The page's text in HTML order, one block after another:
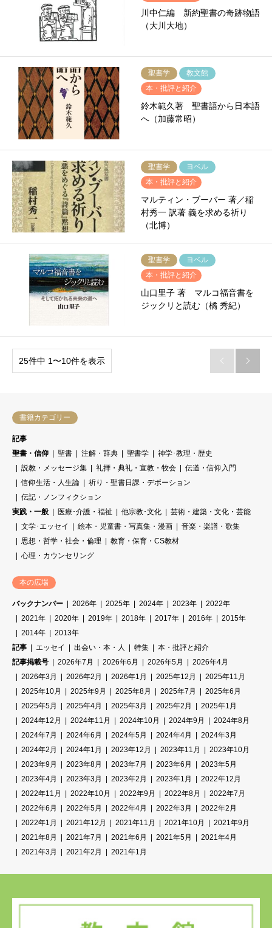
川中仁編 新約聖書の奇跡物語
（大川大地）
聖書学
教文館
本・批評と紹介
鈴木範久著 聖書語から日本語
へ（加藤常昭）
聖書学
ヨベル
本・批評と紹介
マルティン・ブーバー 著／稲
村秀一 訳著 義を求める祈り
（北博）
聖書学
ヨベル
本・批評と紹介
山口里子 著 マルコ福音書を
ジックリと読む（橘 秀紀）
25件中 1〜10件を表示  
書籍カテゴリー
記事
聖書・信仰
聖書 注解・辞典 聖書学
神学･教理・歴史
説教・メッセージ集
礼拝・典礼・宣教・牧会
伝道・信仰入門
信仰生活・人生論
祈り・聖書日課・デボーション
伝記・ノンフィクション
実践・一般
医療･介護・福祉 他宗教･文化
芸術・建築・文化・芸能
文学･エッセイ
絵本・児童書・写真集・漫画
音楽・楽譜・歌集
思想・哲学・社会・倫理
教育・保育・CS教材
心理・カウンセリング
本の広場
バックナンバー 2026年 2025年 2024年 2023年
2022年
2021年
2020年 2019年 2018年 2017年 2016年
2015年
2014年
2013年
記事
エッセイ 出会い・本・人 特集
本・批評と紹介
記事掲載号
2026年7月 2026年6月 2026年5月
2026年4月
2026年3月
2026年2月 2026年1月 2025年12月
2025年11月
2025年10月
2025年9月 2025年8月 2025年7月
2025年6月
2025年5月
2025年4月 2025年3月 2025年2月
2025年1月
2024年12月
2024年11月 2024年10月 2024年9月
2024年8月
2024年7月
2024年6月 2024年5月 2024年4月
2024年3月
2024年2月
2024年1月 2023年12月 2023年11月
2023年10月
2023年9月
2023年8月 2023年7月 2023年6月
2023年5月
2023年4月
2023年3月 2023年2月 2023年1月
2022年12月
2022年11月
2022年10月 2022年9月 2022年8月
2022年7月
2022年6月
2022年5月 2022年4月 2022年3月
2022年2月
2022年1月
2021年12月 2021年11月 2021年10月
2021年9月
2021年8月
2021年7月 2021年6月 2021年5月
2021年4月
2021年3月
2021年2月 2021年1月